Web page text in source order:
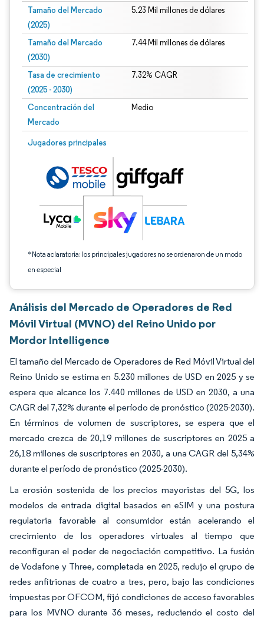
Tamaño del Mercado
(2025)
5.23 Mil millones de dólares
Tamaño del Mercado
(2030)
7.44 Mil millones de dólares
Tasa de crecimiento
(2025 - 2030)
7.32% CAGR
Concentración del
Mercado
Medio
Jugadores principales
*Nota aclaratoria: los principales jugadores no se ordenaron de un modo
en especial
Imagen © Mordor Intelligence. El uso requiere atribución según CC BY 4.0.
Análisis del Mercado de Operadores de Red
Móvil Virtual (MVNO) del Reino Unido por
Mordor Intelligence
El tamaño del Mercado de Operadores de Red Móvil Virtual del
Reino Unido se estima en 5.230 millones de USD en 2025 y se
espera que alcance los 7.440 millones de USD en 2030, a una
CAGR del 7,32% durante el período de pronóstico (2025-2030).
En términos de volumen de suscriptores, se espera que el
mercado crezca de 20,19 millones de suscriptores en 2025 a
26,18 millones de suscriptores en 2030, a una CAGR del 5,34%
durante el período de pronóstico (2025-2030).
La erosión sostenida de los precios mayoristas del 5G, los
modelos de entrada digital basados en eSIM y una postura
regulatoria favorable al consumidor están acelerando el
crecimiento de los operadores virtuales al tiempo que
reconfiguran el poder de negociación competitivo. La fusión
de Vodafone y Three, completada en 2025, redujo el grupo de
redes anfitrionas de cuatro a tres, pero, bajo las condiciones
impuestas por OFCOM, fijó condiciones de acceso favorables
para los MVNO durante 36 meses, reduciendo el costo del